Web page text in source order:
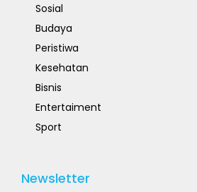
Sosial
Budaya
Peristiwa
Kesehatan
Bisnis
Entertaiment
Sport
Newsletter